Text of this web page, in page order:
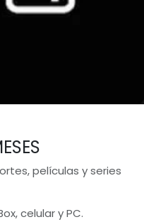
películas y series
celular y PC.